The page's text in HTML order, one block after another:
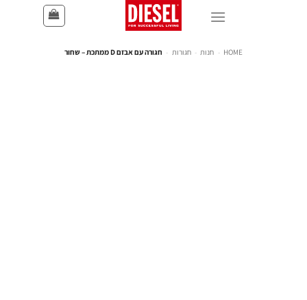
HOME
- חנות - חגורות - חגורה עם אבזם D ממתכת – שחור